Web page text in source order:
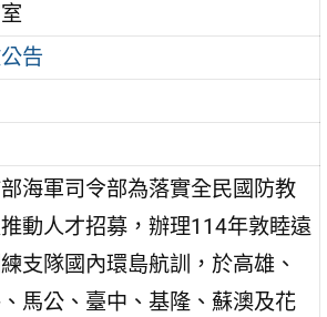
告
海軍司令部為落實全民國防教
動人才招募，辦理114年敦睦遠
支隊國內環島航訓，於高雄、
馬公、臺中、基隆、蘇澳及花